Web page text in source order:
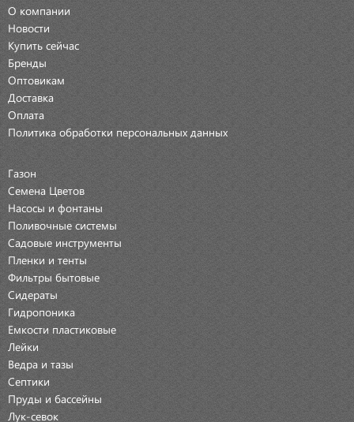
О компании
Новости
Купить сейчас
Бренды
Оптовикам
Доставка
Оплата
Политика обработки персональных данных
Газон
Семена Цветов
Насосы и фонтаны
Поливочные системы
Садовые инструменты
Пленки и тенты
Фильтры бытовые
Сидераты
Гидропоника
Емкости пластиковые
Лейки
Ведра и тазы
Септики
Пруды и бассейны
Лук-севок